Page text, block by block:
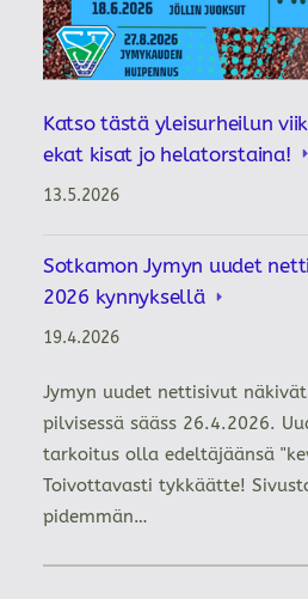
Katso tästä yleisurheilun
ekat kisat jo helatorstaina!
13.5.2026
Sotkamon Jymyn uudet
2026 kynnyksellä
19.4.2026
Jymyn uudet nettisivut
pilvisessä sääss 26.4.2026.
tarkoitus olla edeltäjäänsä
Toivottavasti tykkäätte!
pidemmän…